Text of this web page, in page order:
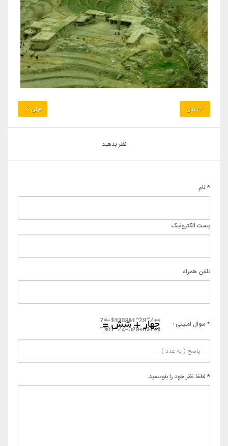
بعدی قبلی
نظر بدهید
* نام
پست الکترونیک
تلفن همراه
* سوال امنیتی :
* لطفا نظر خود را بنویسید